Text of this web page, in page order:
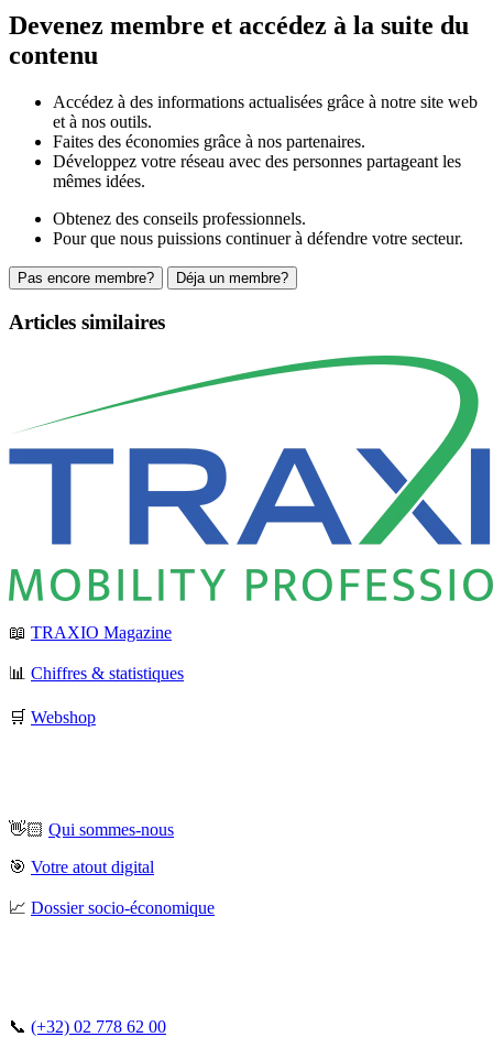
Devenez membre et accédez à la suite du
contenu
Accédez à des informations actualisées grâce à notre site web
et à nos outils.
Faites des économies grâce à nos partenaires.
Développez votre réseau avec des personnes partageant les
mêmes idées.
Obtenez des conseils professionnels.
Pour que nous puissions continuer à défendre votre secteur.
Pas encore membre? Déja un membre?
Articles similaires
📖 TRAXIO Magazine
📊 Chiffres & statistiques
🛒 Webshop
👋🏻 Qui sommes-nous
🎯 Votre atout digital
📈 Dossier socio-économique
📞 (+32) 02 778 62 00